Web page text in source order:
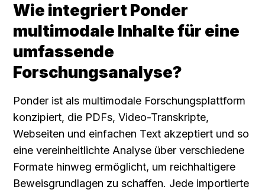
Wie integriert Ponder
multimodale Inhalte für eine
umfassende
Forschungsanalyse?
Ponder ist als multimodale Forschungsplattform
konzipiert, die PDFs, Video-Transkripte,
Webseiten und einfachen Text akzeptiert und so
eine vereinheitlichte Analyse über verschiedene
Formate hinweg ermöglicht, um reichhaltigere
Beweisgrundlagen zu schaffen. Jede importierte